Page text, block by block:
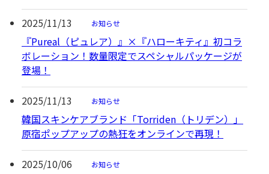
2025/11/13 お知らせ
『Pureal（ピュレア）』×『ハローキティ』初コラ
ボレーション！数量限定でスペシャルパッケージが
登場！
2025/11/13 お知らせ
韓国スキンケアブランド「Torriden（トリデン）」
原宿ポップアップの熱狂をオンラインで再現！
2025/10/06 お知らせ